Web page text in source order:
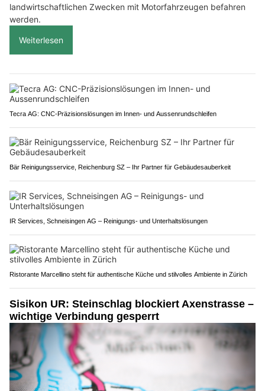
landwirtschaftlichen Zwecken mit Motorfahrzeugen befahren
werden.
Weiterlesen
Tecra AG: CNC-Präzisionslösungen im Innen- und Aussenrundschleifen
Bär Reinigungsservice, Reichenburg SZ – Ihr Partner für Gebäudesauberkeit
IR Services, Schneisingen AG – Reinigungs- und Unterhaltslösungen
Ristorante Marcellino steht für authentische Küche und stilvolles Ambiente in Zürich
Sisikon UR: Steinschlag blockiert Axenstrasse –
wichtige Verbindung gesperrt